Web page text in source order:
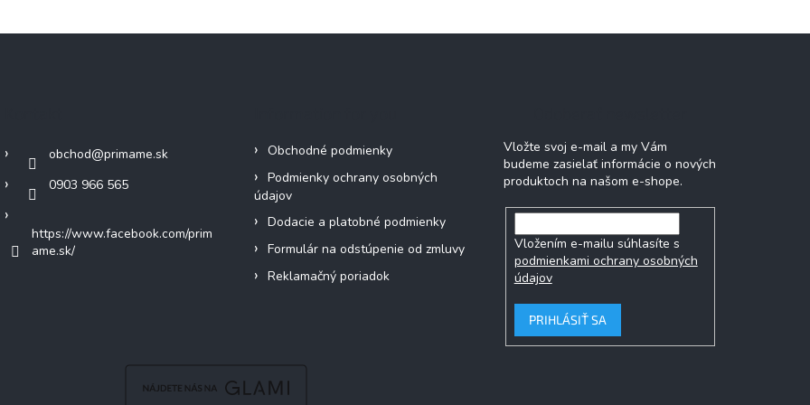
obchod@primame.sk
0903 966 565
https://www.facebook.com/prim
ame.sk/
Obchodné podmienky
Podmienky ochrany osobných
údajov
Dodacie a platobné podmienky
Formulár na odstúpenie od zmluvy
Reklamačný poriadok
Vložte svoj e-mail a my Vám
budeme zasielať informácie o nových
produktoch na našom e-shope.
Vložením e-mailu súhlasíte s
podmienkami ochrany osobných
údajov
PRIHLÁSIŤ SA